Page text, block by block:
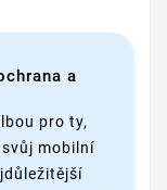
a
pro ty,
mobilní